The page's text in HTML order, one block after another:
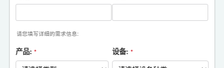
请您填写详细的需求信息:
产品: * 设备: *